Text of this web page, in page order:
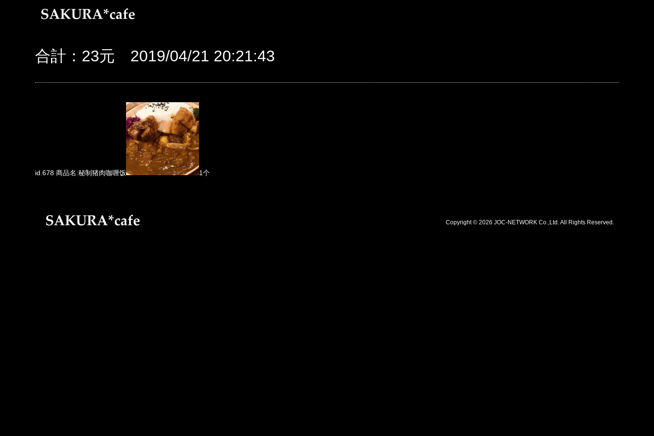
合計：23元 2019/04/21 20:21:43
id.678 商品名:秘制猪肉咖喱饭 1个
Copyright © 2026 JOC-NETWORK Co.,Ltd. All Rights Reserved.